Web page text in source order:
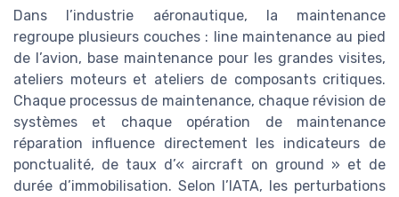
Dans l’industrie aéronautique, la maintenance
regroupe plusieurs couches : line maintenance au pied
de l’avion, base maintenance pour les grandes visites,
ateliers moteurs et ateliers de composants critiques.
Chaque processus de maintenance, chaque révision de
systèmes et chaque opération de maintenance
réparation influence directement les indicateurs de
ponctualité, de taux d’« aircraft on ground » et de
durée d’immobilisation. Selon l’IATA, les perturbations